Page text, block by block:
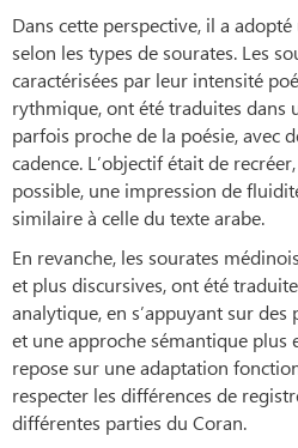
Dans cette perspective, il a
selon les types de sourates. Les
caractérisées par leur intensité
rythmique, ont été traduites dans
parfois proche de la poésie, avec
cadence. L’objectif était de
possible, une impression de
similaire à celle du texte arabe.
En revanche, les sourates
et plus discursives, ont été
analytique, en s’appuyant sur des
et une approche sémantique plus
repose sur une adaptation
respecter les différences de
différentes parties du Coran.